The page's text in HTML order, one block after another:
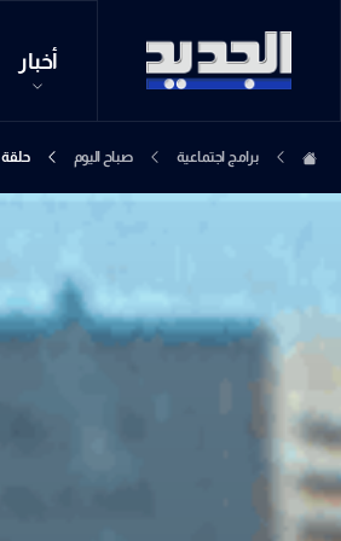
أخبار
برامج اجتماعية صباح اليوم حلقة 09-08-2026